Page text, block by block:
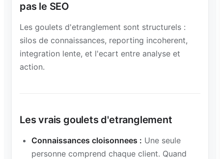
pas le SEO
Les goulets d'etranglement sont structurels :
silos de connaissances, reporting incoherent,
integration lente, et l'ecart entre analyse et
action.
Les vrais goulets d'etranglement
Connaissances cloisonnees : Une seule
personne comprend chaque client. Quand